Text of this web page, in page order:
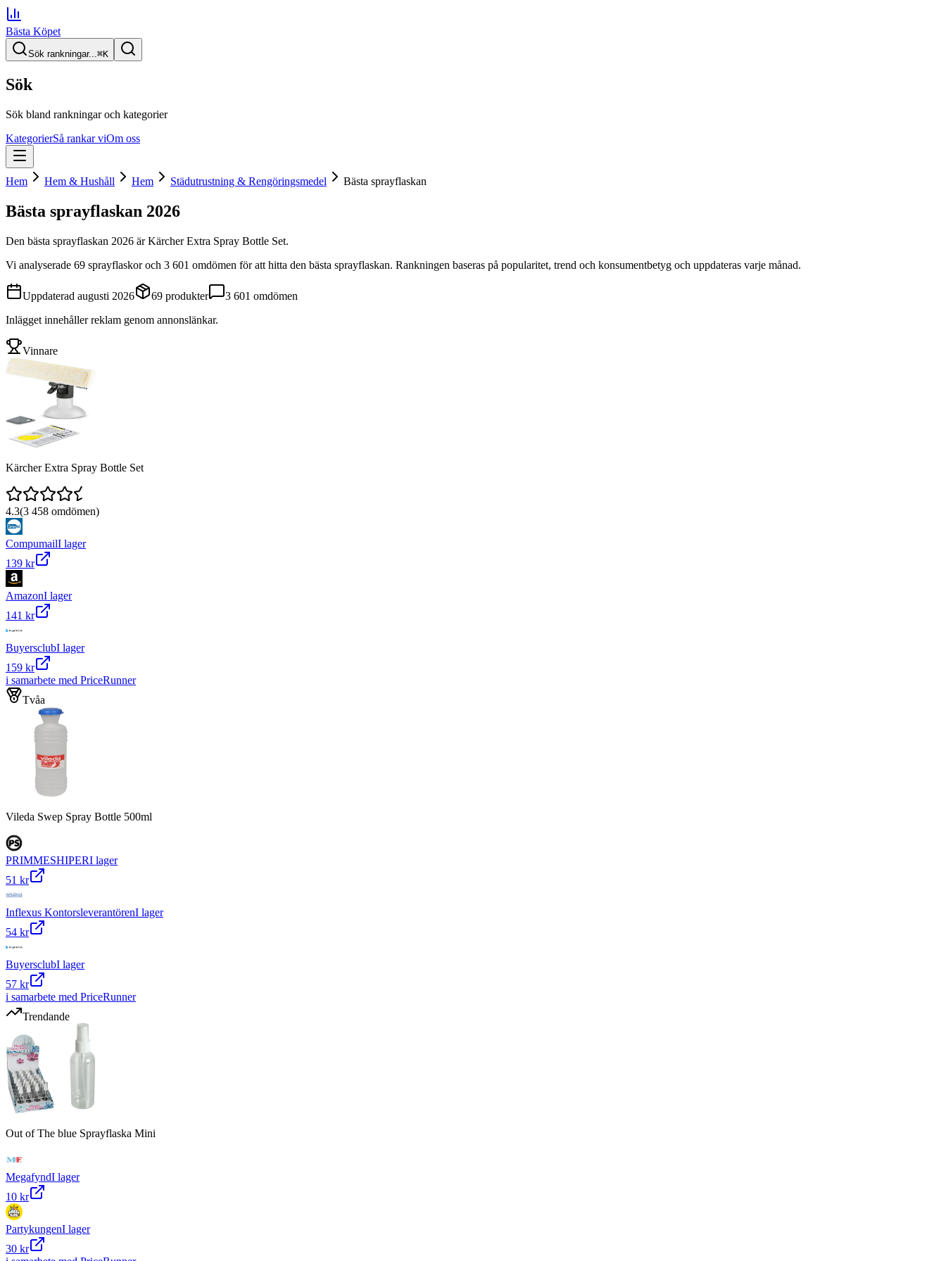
Bästa Köpet
Sök rankningar...⌘K
Sök
Sök bland rankningar och kategorier
KategorierSå rankar viOm oss
Hem Hem & Hushåll Hem Städutrustning & Rengöringsmedel Bästa sprayflaskan
Bästa sprayflaskan 2026
Den bästa sprayflaskan 2026 ärKärcher Extra Spray Bottle Set.
Vi analyserade 69 sprayflaskoroch 3 601 omdömen för att hitta den bästa sprayflaskan. Rankningen baseras på popularitet, trend och konsumentbetyg och uppdateras varje månad.
Uppdaterad augusti 2026 69 produkter 3 601 omdömen
Inlägget innehåller reklam genom annonslänkar.
Vinnare
Kärcher Extra Spray Bottle Set
4.3(3 458 omdömen)
CompumailI lager
139 kr
AmazonI lager
141 kr
BuyersclubI lager
159 kr
i samarbete med PriceRunner
Tvåa
Vileda Swep Spray Bottle 500ml
PRIMMESHIPERI lager
51 kr
Inflexus KontorsleverantörenI lager
54 kr
BuyersclubI lager
57 kr
i samarbete med PriceRunner
Trendande
Out of The blue Sprayflaska Mini
MegafyndI lager
10 kr
PartykungenI lager
30 kr